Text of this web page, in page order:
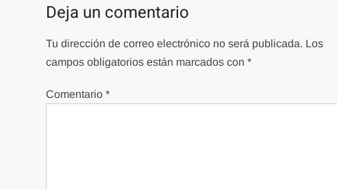
Deja un comentario
Tu dirección de correo electrónico no será publicada. Los
campos obligatorios están marcados con*
Comentario*